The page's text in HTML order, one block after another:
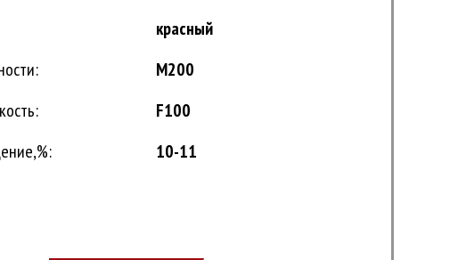
красный
M200
F100
10-11